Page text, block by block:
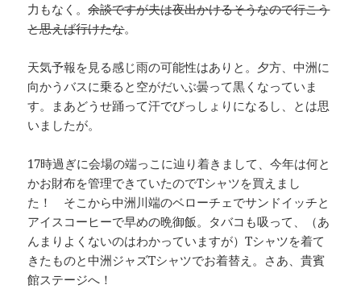
力もなく。余談ですが夫は夜出かけるそうなので行こう
と思えば行けたな。
天気予報を見る感じ雨の可能性はありと。夕方、中洲に
向かうバスに乗ると空がだいぶ曇って黒くなっていま
す。まあどうせ踊って汗でびっしょりになるし、とは思
いましたが。
17時過ぎに会場の端っこに辿り着きまして、今年は何と
かお財布を管理できていたのでTシャツを買えまし
た！ そこから中洲川端のベローチェでサンドイッチと
アイスコーヒーで早めの晩御飯。タバコも吸って、（あ
んまりよくないのはわかっていますが）Tシャツを着て
きたものと中洲ジャズTシャツでお着替え。さあ、貴賓
館ステージへ！